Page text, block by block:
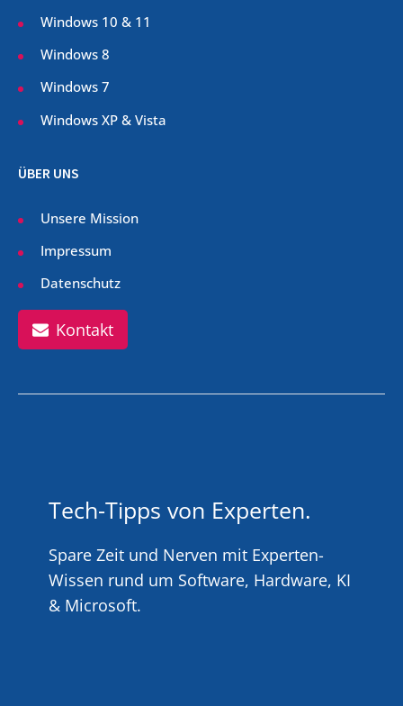
Windows 10 & 11
Windows 8
Windows 7
Windows XP & Vista
ÜBER UNS
Unsere Mission
Impressum
Datenschutz
Kontakt
Tech-Tipps von Experten.
Spare Zeit und Nerven mit Experten-
Wissen rund um Software, Hardware, KI
& Microsoft.